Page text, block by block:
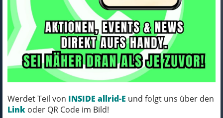
Werdet Teil von INSIDE allrid-E und folgt uns über den
Link oder QR Code im Bild!
Electra Helmet Electra Lifestyle
EBC 3000 Medium Grey Meta
Art.Nr. 5253687CE
Farbe: DARK GRAY METALLIC
KOMM´ VORBEI, MICH KANNST DU HABEN!
VERFÜGBAR IN UNSERER FILIALE IN